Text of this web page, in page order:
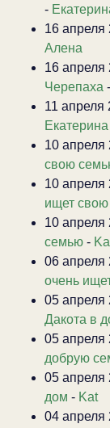
-
16 апреля
Алена
16 апреля
Черепаха -
11 апреля
Екатерина
10 апреля
свою
10 апреля
ищет
10 апреля
семью -
06 апреля
очень
05 апреля
Дакота в
05 апреля
добрую
05 апреля
дом - Kat
04 апреля